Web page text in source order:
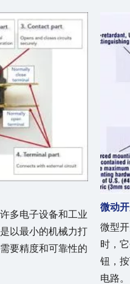
多电子设备和工业
以最小的机械力打
要精度和可靠性的
微动
微型
时，
钮，
电路